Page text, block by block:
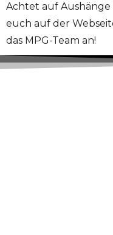
Achtet auf
euch auf der
das MPG-Team an!